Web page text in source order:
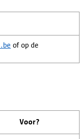
of op de
Voor?